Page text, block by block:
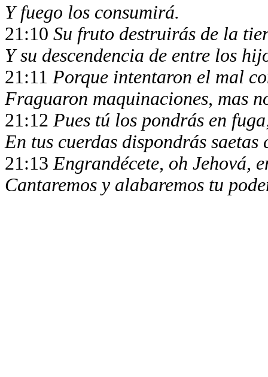
Y fuego los consumirá.
21:10 Su fruto destruirás de la
Y su descendencia de entre los
21:11 Porque intentaron el mal
Fraguaron maquinaciones, mas
21:12 Pues tú los pondrás en
En tus cuerdas dispondrás saetas
21:13 Engrandécete, oh Jehová,
Cantaremos y alabaremos tu